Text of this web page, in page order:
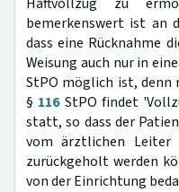
bemerkenswert ist an
dass eine Rücknahme
Weisung auch nur in
StPO möglich ist, denn
§ 116StPO findet
statt, so dass der
vom ärztlichen Leiter
zurückgeholt werden
von der Einrichtung